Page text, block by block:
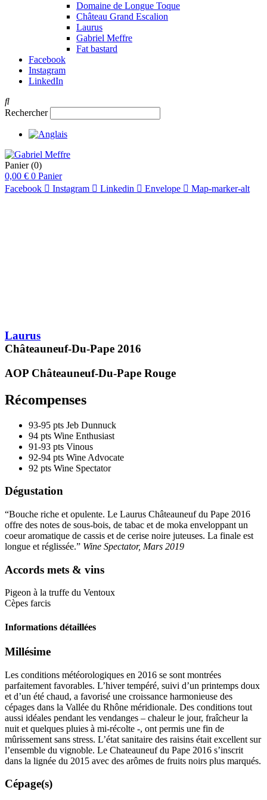
Domaine de Longue Toque
Château Grand Escalion
Laurus
Gabriel Meffre
Fat bastard
Facebook
Instagram
LinkedIn
Rechercher
Panier (0)
0,00 € 0 Panier
Facebook
Instagram Linkedin Envelope Map-marker-alt
Laurus
Châteauneuf-Du-Pape 2016
AOP Châteauneuf-Du-Pape Rouge
Récompenses
93-95 pts Jeb Dunnuck
94 pts Wine Enthusiast
91-93 pts Vinous
92-94 pts Wine Advocate
92 pts Wine Spectator
Dégustation
“Bouche riche et opulente. Le Laurus Châteauneuf du Pape 2016
offre des notes de sous-bois, de tabac et de moka enveloppant un
coeur aromatique de cassis et de cerise noire juteuses. La finale est
longue et réglissée.” Wine Spectator, Mars 2019
Accords mets & vins
Pigeon à la truffe du Ventoux
Cèpes farcis
Informations détaillées
Millésime
Les conditions météorologiques en 2016 se sont montrées
parfaitement favorables. L’hiver tempéré, suivi d’un printemps doux
et d’un été chaud, a favorisé une croissance harmonieuse des
cépages dans la Vallée du Rhône méridionale. Des conditions tout
aussi idéales pendant les vendanges – chaleur le jour, fraîcheur la
nuit et quelques pluies à mi-récolte -, ont permis une fin de
mûrissement sans stress. L’état sanitaire des raisins était excellent sur
l’ensemble du vignoble. Le Chateauneuf du Pape 2016 s’inscrit
dans la lignée du 2015 avec des arômes de fruits noirs plus marqués.
Cépage(s)